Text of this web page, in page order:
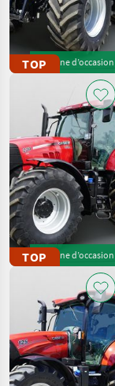
TOPMachine d’occasion
TOPMachine d’occasion